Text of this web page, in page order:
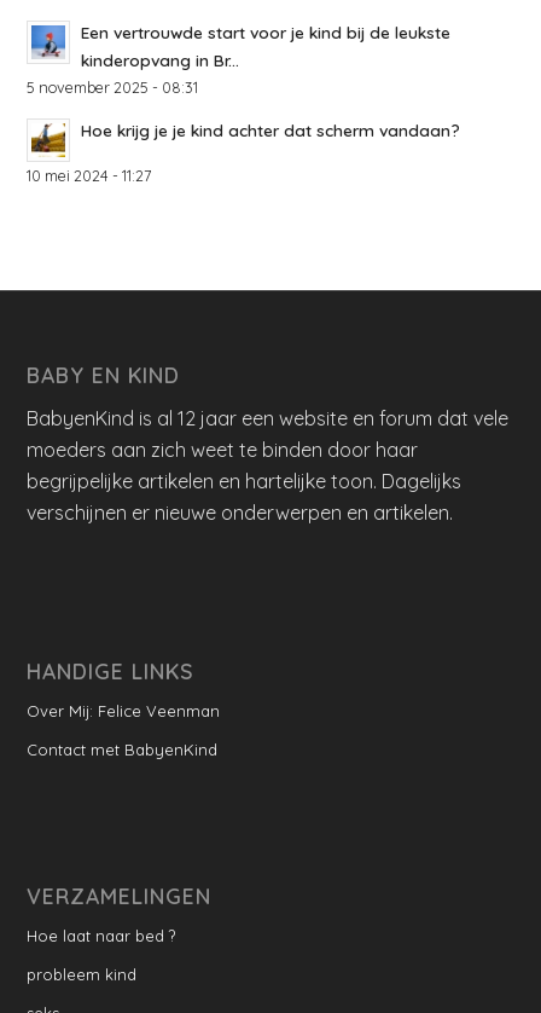
Een vertrouwde start voor je kind bij de leukste
kinderopvang in Br...
5 november 2025 - 08:31
Hoe krijg je je kind achter dat scherm vandaan?
10 mei 2024 - 11:27
BABY EN KIND
BabyenKind is al 12 jaar een website en forum dat vele
moeders aan zich weet te binden door haar
begrijpelijke artikelen en hartelijke toon. Dagelijks
verschijnen er nieuwe onderwerpen en artikelen.
HANDIGE LINKS
Over Mij: Felice Veenman
Contact met BabyenKind
VERZAMELINGEN
Hoe laat naar bed ?
probleem kind